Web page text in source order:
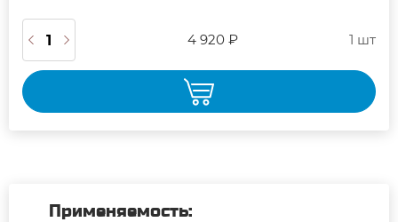
4 920 ₽ 1 шт
Применяемость: